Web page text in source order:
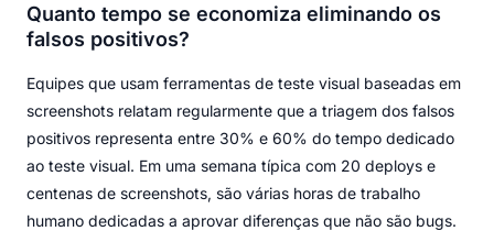
Quanto tempo se economiza eliminando os
falsos positivos?
Equipes que usam ferramentas de teste visual baseadas em
screenshots relatam regularmente que a triagem dos falsos
positivos representa entre 30% e 60% do tempo dedicado
ao teste visual. Em uma semana típica com 20 deploys e
centenas de screenshots, são várias horas de trabalho
humano dedicadas a aprovar diferenças que não são bugs.